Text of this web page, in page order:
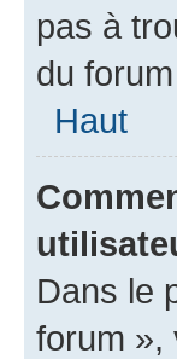
pas à
du
Haut
Dans le
forum »,